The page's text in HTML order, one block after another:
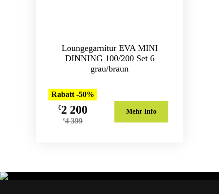
Loungegarnitur EVA MINI
DINNING 100/200 Set 6
grau/braun
Rabatt -50%
€2 200
€4 399
Mehr Info